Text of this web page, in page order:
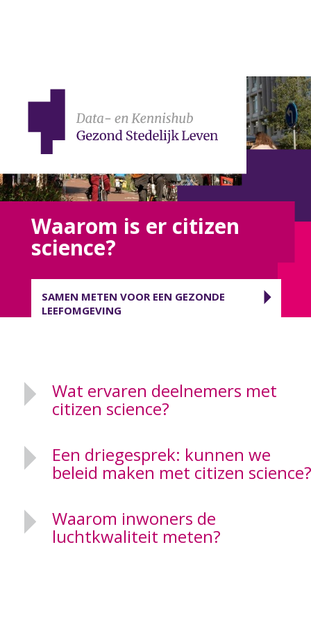
Waarom is er citizen
science?
SAMEN METEN VOOR EEN GEZONDE
LEEFOMGEVING
Wat ervaren deelnemers met
citizen science?
Een driegesprek: kunnen we
beleid maken met citizen science?
Waarom inwoners de
luchtkwaliteit meten?